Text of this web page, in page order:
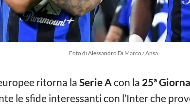
Foto di Alessandro Di Marco / Ansa
ritorna laSerie Acon la 25ª
le sfide interessanti con l’Inter che